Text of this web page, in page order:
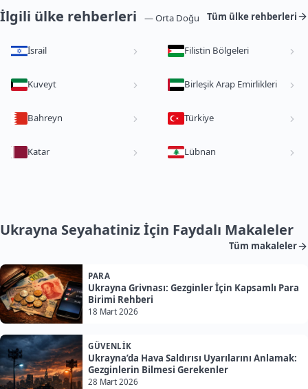
İlgili ülke rehberleri — Orta Doğu Tüm ülke rehberleri
İsrail Filistin Bölgeleri
Kuveyt Birleşik Arap Emirlikleri
Bahreyn Türkiye
Katar Lübnan
Ukrayna Seyahatiniz İçin Faydalı Makaleler
Tüm makaleler
PARA
Ukrayna Grivnası: Gezginler İçin Kapsamlı Para
Birimi Rehberi
18 Mart 2026
GÜVENLIK
Ukrayna’da Hava Saldırısı Uyarılarını Anlamak:
Gezginlerin Bilmesi Gerekenler
28 Mart 2026